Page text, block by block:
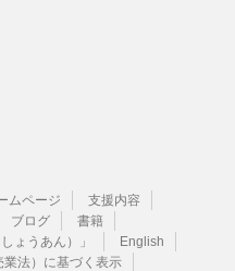
ムページ
支援内容
ブログ
書籍
ょうあん）」
English
法）に基づく表示